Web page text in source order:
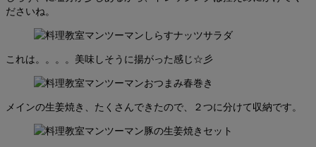
ださいね。
これは。。。。美味しそうに揚がった感じ☆彡
メインの生姜焼き、たくさんできたので、２つに分けて収納です。